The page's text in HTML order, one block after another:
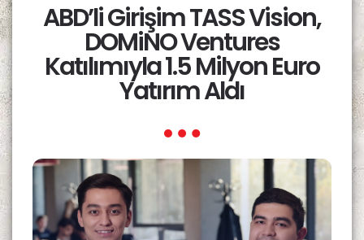
ABD’li Girişim TASS Vision,
DOMiNO Ventures
Katılımıyla 1.5 Milyon Euro
Yatırım Aldı